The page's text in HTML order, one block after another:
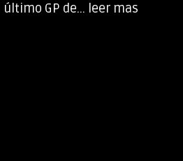
GP de... leer mas